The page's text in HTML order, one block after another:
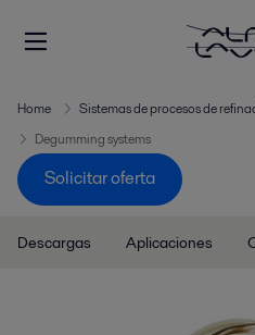
Home
Sistemas de procesos de
Degumming systems
Solicitar oferta
Descargas Aplicaciones